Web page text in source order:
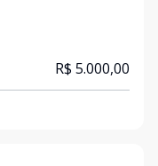
R$ 5.000,00